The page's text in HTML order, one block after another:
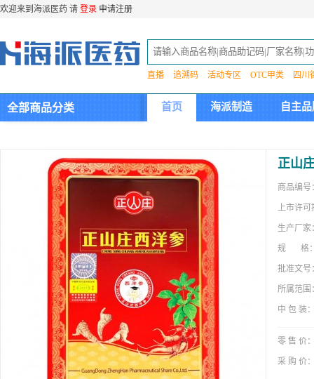
欢迎来到海派医药 请 登录 申请注册
直播 追溯码 活动专区 OTC甲类 四川
全部商品分类 首页 海派制造 自主
正山
商品编号
上市许可
生产厂家
规 格
批准文号
所属范围
中 包 装
零 售 价
采 购 价